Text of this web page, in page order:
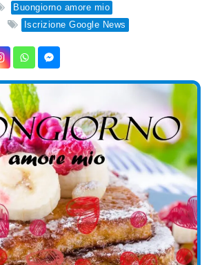
Buongiorno amore mio
Iscrizione Google News